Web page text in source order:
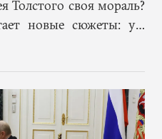
Толстого своя мораль?
новые сюжеты: уж
старые.